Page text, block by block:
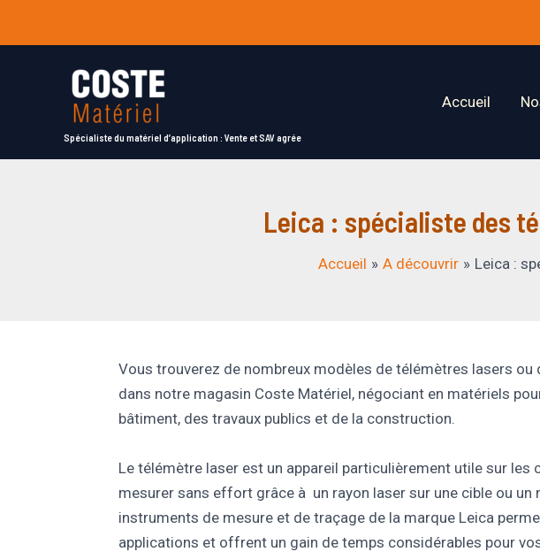
Spécialiste du matériel d’application : Vente et SAV agrée
Accueil
Leica : spécialiste des
Accueil A découvrir Leica :
Vous trouverez de nombreux modèles de télémètres lasers
dans notre magasin Coste Matériel, négociant en matériels
bâtiment, des travaux publics et de la construction.
Le télémètre laser est un appareil particulièrement utile sur les
mesurer sans effort grâce à un rayon laser sur une cible ou un
instruments de mesure et de traçage de la marque Leica
applications et offrent un gain de temps considérables pour